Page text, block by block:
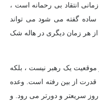
انتقاد بی رحمانه است ،
ساده گفته می شود می تواند
از هر زمان دیگری در هاله شک
موقعیت یک رهبر نیست ، بلکه
قدرت از بین رفته است. وعده
روز سریعتر و دورتر می رود. و